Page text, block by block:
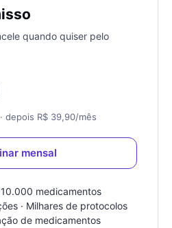
quando quiser pelo
depois R$ 39,90/mês
mensal
medicamentos
· Milhares de protocolos
de medicamentos